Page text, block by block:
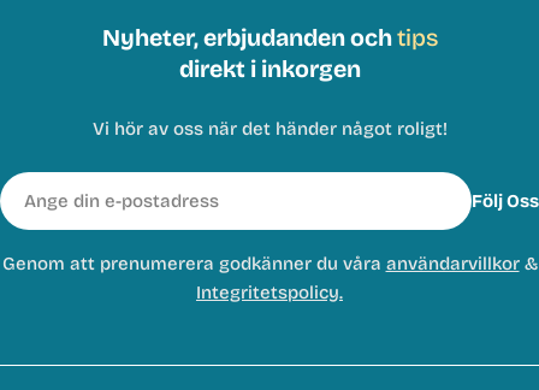
Nyheter, erbjudanden ochtips
direkt i inkorgen
Vi hör av oss när det händer något roligt!
E-
post
Följ Oss
Genom att prenumerera godkänner du våra användarvillkor&
Integritetspolicy.